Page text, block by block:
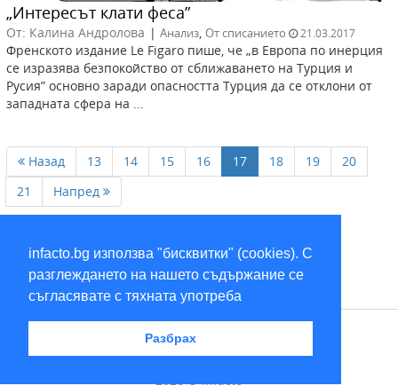
infacto.bg използва "бисквитки" (cookies). С
разглеждането на нашето съдържание се
съгласявате с тяхната употреба
Разбрах
„Интересът клати феса”
От: Калина Андролова | Анализ От списанието 21.03.2017
Френското издание Le Figaro пише, че „в Европа по инерция
се изразява безпокойство от сближаването на Турция и
Русия” основно заради опасността Турция да се отклони от
западната сфера на ...
Назад 13 14 15 16 17 18 19
20
21
Напред
RSS